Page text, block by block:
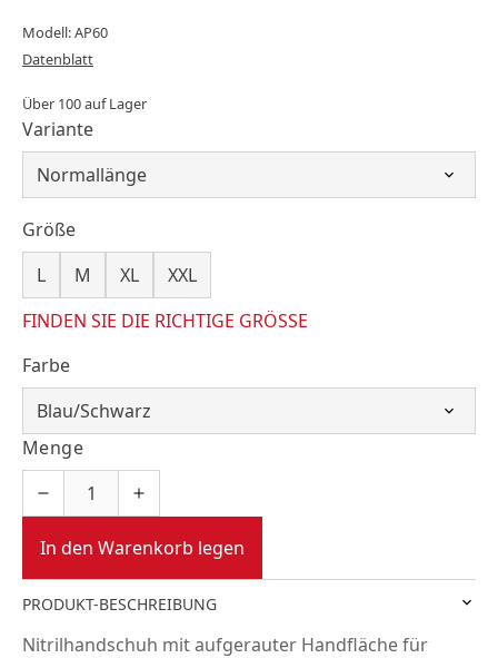
Modell: AP60
Datenblatt
Über 100 auf Lager
Variante
Größe
L
M XL
XXL
FINDEN SIE DIE RICHTIGE GRÖSSE
Farbe
Menge
In den Warenkorb legen
PRODUKT-BESCHREIBUNG
Nitrilhandschuh mit aufgerauter Handfläche für